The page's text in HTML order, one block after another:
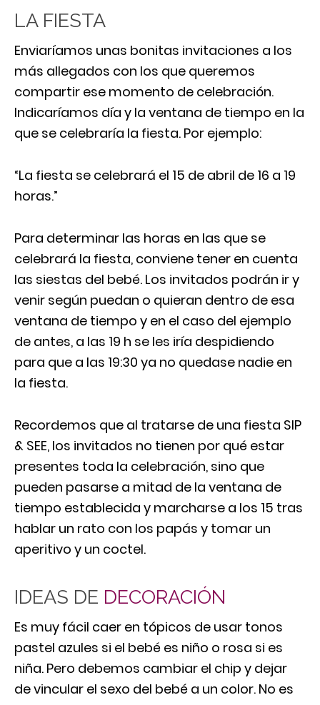
LA FIESTA
Enviaríamos unas bonitas invitaciones a los
más allegados con los que queremos
compartir ese momento de celebración.
Indicaríamos día y la ventana de tiempo en la
que se celebraría la fiesta. Por ejemplo:
“La fiesta se celebrará el 15 de abril de 16 a 19
horas.”
Para determinar las horas en las que se
celebrará la fiesta, conviene tener en cuenta
las siestas del bebé. Los invitados podrán ir y
venir según puedan o quieran dentro de esa
ventana de tiempo y en el caso del ejemplo
de antes, a las 19 h se les iría despidiendo
para que a las 19:30 ya no quedase nadie en
la fiesta.
Recordemos que al tratarse de una fiesta SIP
& SEE, los invitados no tienen por qué estar
presentes toda la celebración, sino que
pueden pasarse a mitad de la ventana de
tiempo establecida y marcharse a los 15 tras
hablar un rato con los papás y tomar un
aperitivo y un coctel.
IDEAS DE DECORACIÓN
Es muy fácil caer en tópicos de usar tonos
pastel azules si el bebé es niño o rosa si es
niña. Pero debemos cambiar el chip y dejar
de vincular el sexo del bebé a un color. No es